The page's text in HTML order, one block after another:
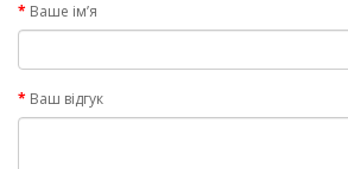
Ваше ім’я
Ваш відгук